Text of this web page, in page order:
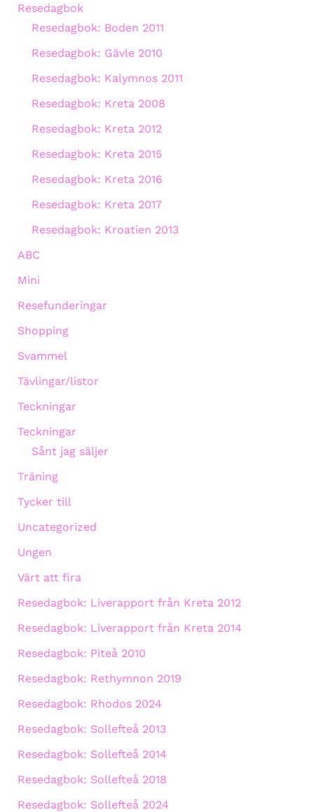
Resedagbok
Resedagbok: Boden 2011
Resedagbok: Gävle 2010
Resedagbok: Kalymnos 2011
Resedagbok: Kreta 2008
Resedagbok: Kreta 2012
Resedagbok: Kreta 2015
Resedagbok: Kreta 2016
Resedagbok: Kreta 2017
Resedagbok: Kroatien 2013
ABC
Mini
Resefunderingar
Shopping
Svammel
Tävlingar/listor
Teckningar
Teckningar
Sånt jag säljer
Träning
Tycker till
Uncategorized
Ungen
Värt att fira
Resedagbok: Liverapport från Kreta 2012
Resedagbok: Liverapport från Kreta 2014
Resedagbok: Piteå 2010
Resedagbok: Rethymnon 2019
Resedagbok: Rhodos 2024
Resedagbok: Sollefteå 2013
Resedagbok: Sollefteå 2014
Resedagbok: Sollefteå 2018
Resedagbok: Sollefteå 2024